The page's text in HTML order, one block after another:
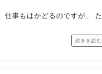
仕事もはかどるのですが、 た
続きを読む